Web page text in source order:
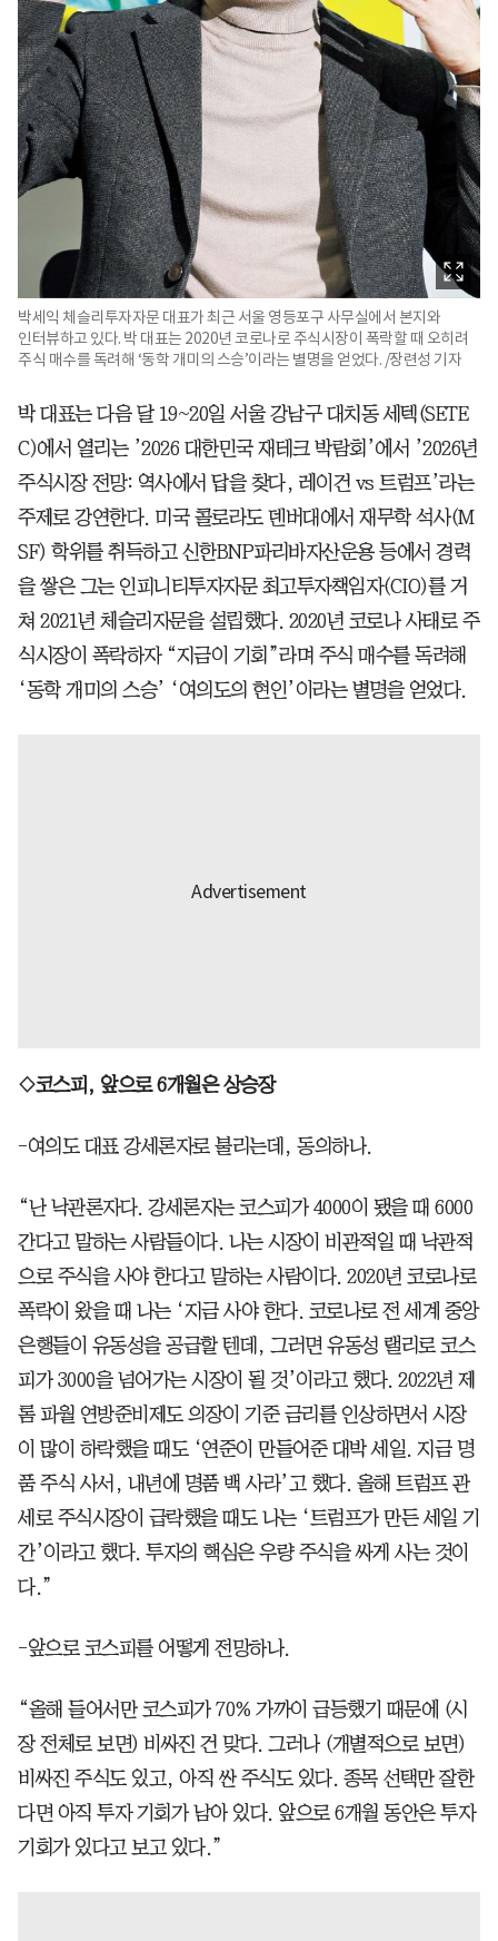
박세익 체슬리투자자문 대표가 최근 서울 영등포구 사무실에서 본지와
인터뷰하고 있다. 박 대표는 2020년 코로나로 주식시장이 폭락할 때 오히려
주식 매수를 독려해 ‘동학 개미의 스승’이라는 별명을 얻었다. /장련성 기자
박 대표는 다음 달 19~20일 서울 강남구 대치동 세텍(SETE
C)에서 열리는 ’2026 대한민국 재테크 박람회’에서 ’2026년
주식시장 전망: 역사에서 답을 찾다, 레이건 vs 트럼프’라는
주제로 강연한다. 미국 콜로라도 덴버대에서 재무학 석사(M
SF) 학위를 취득하고 신한BNP파리바자산운용 등에서 경력
을 쌓은 그는 인피니티투자자문 최고투자책임자(CIO)를 거
쳐 2021년 체슬리자문을 설립했다. 2020년 코로나 사태로 주
식시장이 폭락하자 “지금이 기회”라며 주식 매수를 독려해
‘동학 개미의 스승’ ‘여의도의 현인’이라는 별명을 얻었다.
◇코스피, 앞으로 6개월은 상승장
-여의도 대표 강세론자로 불리는데, 동의하나.
“난 낙관론자다. 강세론자는 코스피가 4000이 됐을 때 6000
간다고 말하는 사람들이다. 나는 시장이 비관적일 때 낙관적
으로 주식을 사야 한다고 말하는 사람이다. 2020년 코로나로
폭락이 왔을 때 나는 ‘지금 사야 한다. 코로나로 전 세계 중앙
은행들이 유동성을 공급할 텐데, 그러면 유동성 랠리로 코스
피가 3000을 넘어가는 시장이 될 것’이라고 했다. 2022년 제
롬 파월 연방준비제도 의장이 기준 금리를 인상하면서 시장
이 많이 하락했을 때도 ‘연준이 만들어준 대박 세일. 지금 명
품 주식 사서, 내년에 명품 백 사라’고 했다. 올해 트럼프 관
세로 주식시장이 급락했을 때도 나는 ‘트럼프가 만든 세일 기
간’이라고 했다. 투자의 핵심은 우량 주식을 싸게 사는 것이
다.”
-앞으로 코스피를 어떻게 전망하나.
“올해 들어서만 코스피가 70% 가까이 급등했기 때문에 (시
장 전체로 보면) 비싸진 건 맞다. 그러나 (개별적으로 보면)
비싸진 주식도 있고, 아직 싼 주식도 있다. 종목 선택만 잘한
다면 아직 투자 기회가 남아 있다. 앞으로 6개월 동안은 투자
기회가 있다고 보고 있다.”